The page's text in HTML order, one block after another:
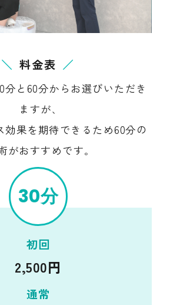
料金表
分と60分からお選びいただき
ますが､
効果を期待できるため60分の
がおすすめです｡
30分
初回
2,500円
通常